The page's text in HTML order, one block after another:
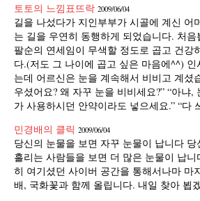
토토의 느낌표뜨락 2009/06/04
길을 나섰다가 지인부부가 시골에 계신 어
는 길을 우연히 동행하게 되었습니다. 처
팔순의 연세임이 무색할 정도로 곱고 건강
다.(저도 그 나이에 곱고 싶은 마음에^^) 인
는데 어르신은 눈을 계속해서 비비고 계셨
우셨어요? 왜 자꾸 눈을 비비세요?” “아냐
가 사용하시던 안약이라도 넣으세요.” “다
민경배의 클릭 2009/06/04
당신의 눈물을 보면 자꾸 눈물이 납니다
흘리는 사람들을 보면 더 많은 눈물이 납
히 여기셨던 사이버 공간을 통해서나마 마
배, 국화꽃과 함께 올립니다. 내일 찾아 뵙